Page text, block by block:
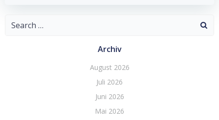
navigation
navigation
Search
Archiv
August 2026
Juli 2026
Juni 2026
Mai 2026